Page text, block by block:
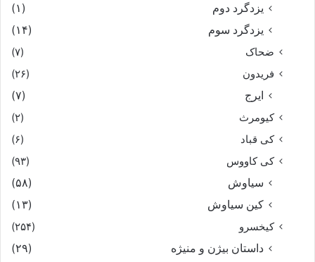
یزدگرد دوم
(۱)
یزدگرد سوم
(۱۴)
ضحاک
(۷)
فریدون
(۲۶)
ایرج
(۷)
کیومرث
(۲)
کی قباد
(۶)
کی کاووس
(۹۳)
سیاوش
(۵۸)
کین سیاوش
(۱۳)
کیخسرو
(۲۵۴)
داستان بیژن و منیژه
(۲۹)